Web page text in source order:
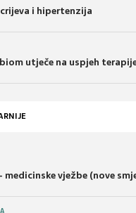
i hipertenzija
utječe na uspjeh
medicinske vježbe (nove